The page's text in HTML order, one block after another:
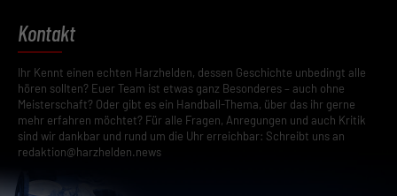
Kontakt
Ihr Kennt einen echten Harzhelden, dessen Geschichte unbedingt alle
hören sollten? Euer Team ist etwas ganz Besonderes – auch ohne
Meisterschaft? Oder gibt es ein Handball-Thema, über das ihr gerne
mehr erfahren möchtet? Für alle Fragen, Anregungen und auch Kritik
sind wir dankbar und rund um die Uhr erreichbar: Schreibt uns an
redaktion@harzhelden.news